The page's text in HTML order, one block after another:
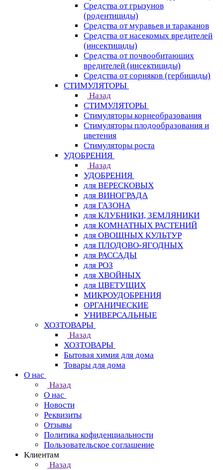
Средства от грызунов
(родентициды)
Средства от муравьев и тараканов
Средства от насекомых вредителей
(инсектициды)
Средства от почвообитающих
вредителей (инсектициды)
Средства от сорняков (гербициды)
СТИМУЛЯТОРЫ
Назад
СТИМУЛЯТОРЫ
Стимуляторы корнеобразования
Стимуляторы плодообразования и
цветения
Стимуляторы роста
УДОБРЕНИЯ
Назад
УДОБРЕНИЯ
для ВЕРЕСКОВЫХ
для ВИНОГРАДА
для ГАЗОНА
для КЛУБНИКИ, ЗЕМЛЯНИКИ
для КОМНАТНЫХ РАСТЕНИЙ
для ОВОЩНЫХ КУЛЬТУР
для ПЛОДОВО-ЯГОДНЫХ
для РАССАДЫ
для РОЗ
для ХВОЙНЫХ
для ЦВЕТУЩИХ
МИКРОУДОБРЕНИЯ
ОРГАНИЧЕСКИЕ
УНИВЕРСАЛЬНЫЕ
ХОЗТОВАРЫ
Назад
ХОЗТОВАРЫ
Бытовая химия для дома
Товары для дома
О нас
Назад
О нас
Новости
Реквизиты
Отзывы
Политика кофиденциальности
Пользовательское соглашение
Клиентам
Назад